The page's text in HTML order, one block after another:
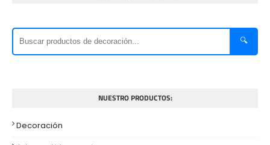
🔍
NUESTRO PRODUCTOS:
Decoración